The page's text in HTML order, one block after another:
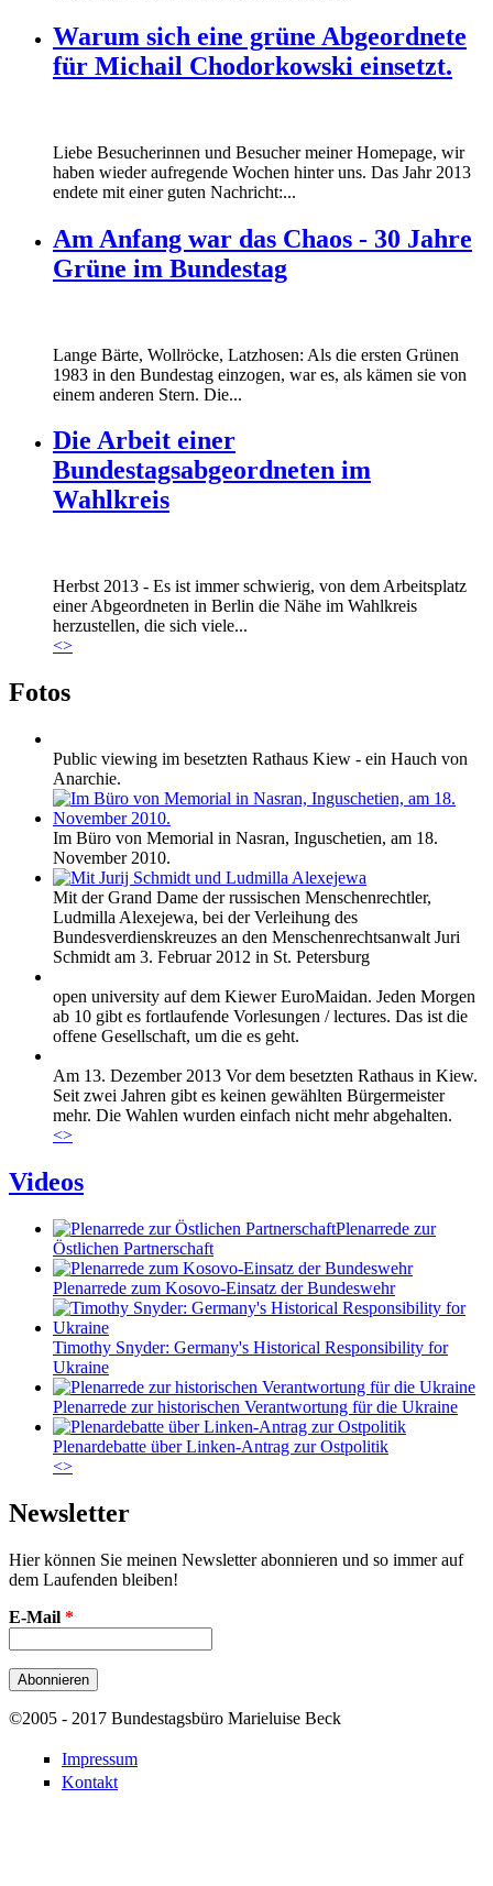
Warum sich eine grüne Abgeordnete
für Michail Chodorkowski einsetzt.
Liebe Besucherinnen und Besucher meiner Homepage, wir
haben wieder aufregende Wochen hinter uns. Das Jahr 2013
endete mit einer guten Nachricht:...
Am Anfang war das Chaos - 30 Jahre
Grüne im Bundestag
Lange Bärte, Wollröcke, Latzhosen: Als die ersten Grünen
1983 in den Bundestag einzogen, war es, als kämen sie von
einem anderen Stern. Die...
Die Arbeit einer
Bundestagsabgeordneten im
Wahlkreis
Marie_und_Wahlkreis.jpg
Marie_und_Wahlkreis.jpg
Herbst 2013 - Es ist immer schwierig, von dem Arbeitsplatz
einer Abgeordneten in Berlin die Nähe im Wahlkreis
herzustellen, die sich viele...
<>
Fotos
Public viewing im besetzten Rathaus Kiew - ein Hauch von
Anarchie.
Im Büro von Memorial in Nasran, Inguschetien, am 18.
November 2010.
Mit der Grand Dame der russischen Menschenrechtler,
Ludmilla Alexejewa, bei der Verleihung des
Bundesverdienskreuzes an den Menschenrechtsanwalt Juri
Schmidt am 3. Februar 2012 in St. Petersburg
open university auf dem Kiewer EuroMaidan. Jeden Morgen
ab 10 gibt es fortlaufende Vorlesungen / lectures. Das ist die
offene Gesellschaft, um die es geht.
Am 13. Dezember 2013 Vor dem besetzten Rathaus in Kiew.
Seit zwei Jahren gibt es keinen gewählten Bürgermeister
mehr. Die Wahlen wurden einfach nicht mehr abgehalten.
<>
Videos
Plenarrede zur
Östlichen Partnerschaft
Plenarrede zum Kosovo-Einsatz der Bundeswehr
Timothy Snyder: Germany's Historical Responsibility for
Ukraine
Plenarrede zur historischen Verantwortung für die Ukraine
Plenardebatte über Linken-Antrag zur Ostpolitik
<>
Newsletter
Hier können Sie meinen Newsletter abonnieren und so immer auf
dem Laufenden bleiben!
E-Mail *
©2005 - 2017 Bundestagsbüro Marieluise Beck
Impressum
Kontakt